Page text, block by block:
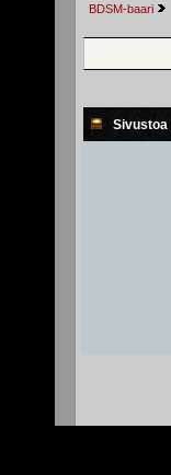
BDSM-baari
Sivustoa